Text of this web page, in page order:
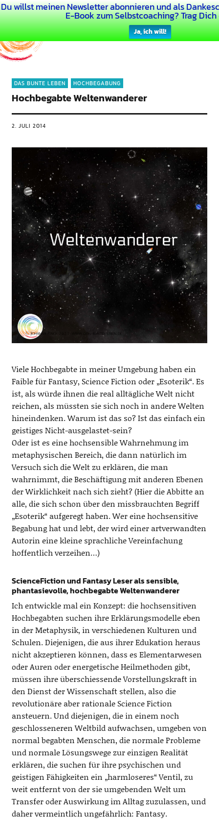
Du willst meinen Newsletter abonnieren und als
E-Book zum Selbstcoaching? Trag Dich
Ja, ich will!
Dein Buntes Leben
DAS BUNTE LEBEN HOCHBEGABUNG
Hochbegabte Weltenwanderer
2. JULI 2014
Viele Hochbegabte in meiner Umgebung haben ein
Faible für Fantasy, Science Fiction oder „Esoterik“. Es
ist, als würde ihnen die real alltägliche Welt nicht
reichen, als müssten sie sich noch in andere Welten
hineindenken. Warum ist das so? Ist das einfach ein
geistiges Nicht-ausgelastet-sein?
Oder ist es eine hochsensible Wahrnehmung im
metaphysischen Bereich, die dann natürlich im
Versuch sich die Welt zu erklären, die man
wahrnimmt, die Beschäftigung mit anderen Ebenen
der Wirklichkeit nach sich zieht? (Hier die Abbitte an
alle, die sich schon über den missbrauchten Begriff
„Esoterik“ aufgeregt haben. Wer eine hochsensitive
Begabung hat und lebt, der wird einer artverwandten
Autorin eine kleine sprachliche Vereinfachung
hoffentlich verzeihen…)
ScienceFiction und Fantasy Leser als sensible,
phantasievolle, hochbegabte Weltenwanderer
Ich entwickle mal ein Konzept: die hochsensitiven
Hochbegabten suchen ihre Erklärungsmodelle eben
in der Metaphysik, in verschiedenen Kulturen und
Schulen. Diejenigen, die aus ihrer Edukation heraus
nicht akzeptieren können, dass es Elementarwesen
oder Auren oder energetische Heilmethoden gibt,
müssen ihre überschiessende Vorstellungskraft in
den Dienst der Wissenschaft stellen, also die
revolutionäre aber rationale Science Fiction
ansteuern. Und diejenigen, die in einem noch
geschlosseneren Weltbild aufwachsen, umgeben von
normal begabten Menschen, die normale Probleme
und normale Lösungswege zur einzigen Realität
erklären, die suchen für ihre psychischen und
geistigen Fähigkeiten ein „harmloseres“ Ventil, zu
weit entfernt von der sie umgebenden Welt um
Transfer oder Auswirkung im Alltag zuzulassen, und
daher vermeintlich ungefährlich: Fantasy.